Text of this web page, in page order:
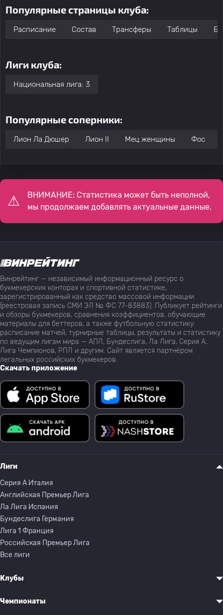
Популярные страницы клуба:
Расписание Состав Трансферы Таблицы
Лиги клуба:
Национальная лига: 3
Популярные соперники:
Лион Ла Дюшер Лион II Мец женщины Фос
ВНИМАНИЕ: Статистика может быть неполной,
мы продолжаем добавлять актуальные данные.
Винрейтинг — независимый информационный ресурс о
букмекерских конторах и спортивной статистике,
зарегистрированный как средство массовой информации
(реестровая запись СМИ ЭЛ № ФС 77-83883). Публикует рейтинги
и обзоры букмекеров, сравнения коэффициентов, обучающие
материалы для беттеров, а также футбольную статистику:
расписание матчей, турнирные таблицы, результаты и статистику
по ведущим лигам мира — АПЛ, Бундеслига, Ла Лига, Серия А,
Лига Чемпионов, РПЛ и другим. Сайт является партнёром
легальных российских букмекеров.
Скачать приложение
Лиги
Серия A Италия
Английская Премьер Лига
Ла Лига Испания
Бундеслига Германия
Лига 1 Франция
Российская Премьер Лига
Все лиги
Клубы
Чемпионаты